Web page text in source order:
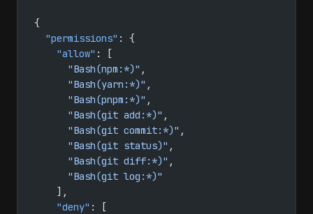
{
  "permissions"
: {
    "allow"
: [
      "Bash(npm:*)"
,
      "Bash(yarn:*)"
,
      "Bash(pnpm:*)"
,
      "Bash(git add:*)"
,
      "Bash(git commit:*)"
,
      "Bash(git status)"
,
      "Bash(git diff:*)"
,
      "Bash(git log:*)"
    ],
    "deny"
: [